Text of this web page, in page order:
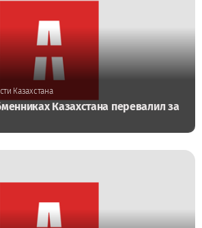
Казахстана
Казахстана перевалил за